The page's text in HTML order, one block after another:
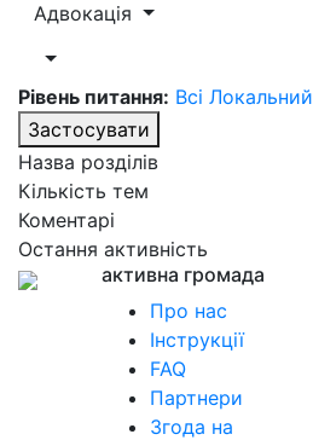
Адвокація
Рівень питання: Всі Локальний
Застосувати
Назва розділів
Кількість тем
Коментарі
Остання активність
активна громада
Про нас
Інструкції
FAQ
Партнери
Згода на